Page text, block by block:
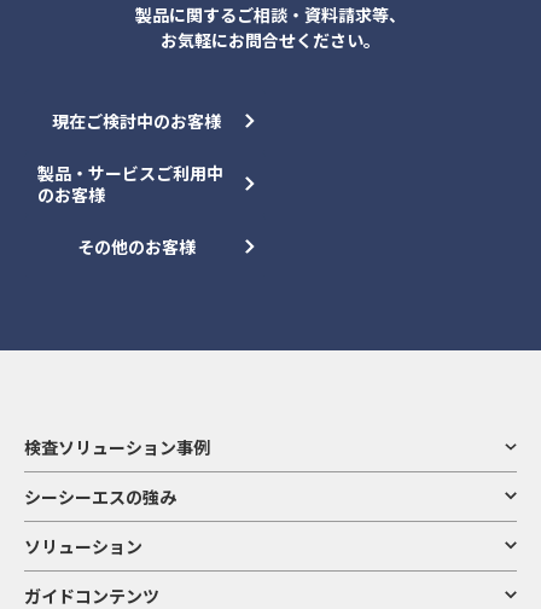
製品に関するご相談・資料請求等、
お気軽にお問合せください。
現在ご検討中のお客様
製品・サービスご利用中
のお客様
その他のお客様
検査ソリューション事例
シーシーエスの強み
ソリューション
ガイドコンテンツ